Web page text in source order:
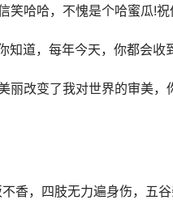
笑哈哈，不愧是个哈蜜瓜!
道，每年今天，你都会收
丽改变了我对世界的审美
香，四肢无力遍身伤，五